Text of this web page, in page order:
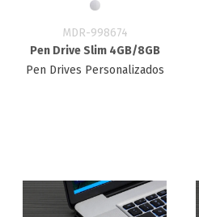
MDR-998674
Pen Drive Slim 4GB/8GB
Pen Drives Personalizados